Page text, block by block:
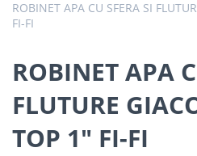
ROBINET APA CU SFERA SI
FI-FI
ROBINET APA
FLUTURE
TOP 1" FI-FI